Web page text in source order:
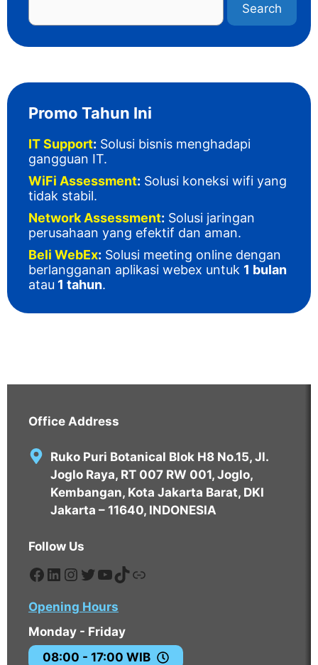
Search
Promo Tahun Ini
IT Support: Solusi bisnis menghadapi
gangguan IT.
WiFi Assessment: Solusi koneksi wifi yang
tidak stabil.
Network Assessment: Solusi jaringan
perusahaan yang efektif dan aman.
Beli WebEx: Solusi meeting online dengan
berlangganan aplikasi webex untuk 1 bulan
atau 1 tahun.
Office Address
Ruko Puri Botanical Blok H8 No.15, Jl.
Joglo Raya, RT 007 RW 001, Joglo,
Kembangan, Kota Jakarta Barat, DKI
Jakarta – 11640, INDONESIA
Follow Us
https://www.facebook.com/
https://www.linkedin.com/
https://www.instagram.com/
https://twitter.com/EdavosPT
https://www.youtube.com/
https://tiktok.com/
https://
Opening Hours
Monday - Friday
08:00 - 17:00 WIB